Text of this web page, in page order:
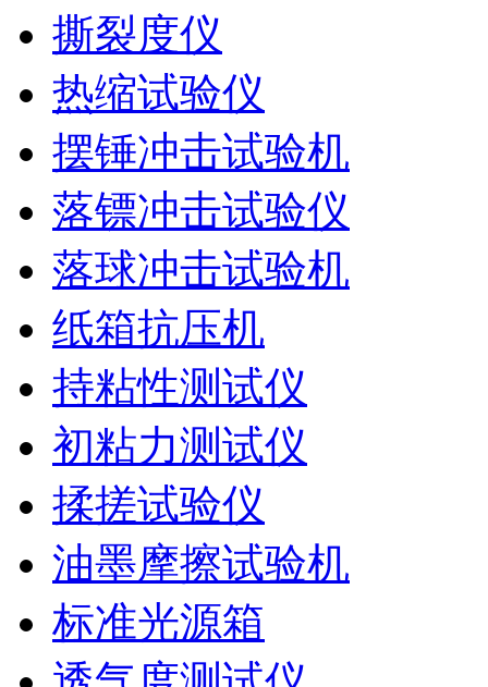
撕裂度仪
热缩试验仪
摆锤冲击试验机
落镖冲击试验仪
落球冲击试验机
纸箱抗压机
持粘性测试仪
初粘力测试仪
揉搓试验仪
油墨摩擦试验机
标准光源箱